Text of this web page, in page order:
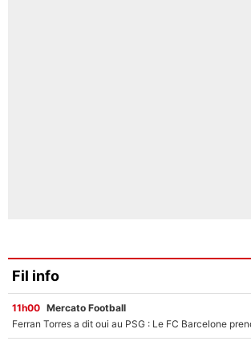
Fil info
11h00 Mercato Football